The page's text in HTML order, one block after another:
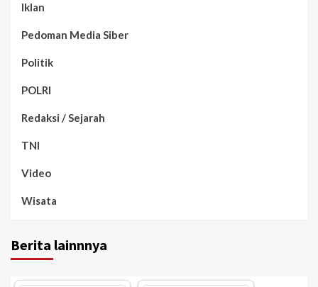
Iklan
Pedoman Media Siber
Politik
POLRI
Redaksi / Sejarah
TNI
Video
Wisata
Berita lainnnya